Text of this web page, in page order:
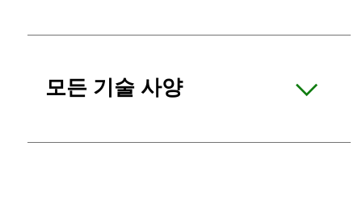
모든 기술 사양